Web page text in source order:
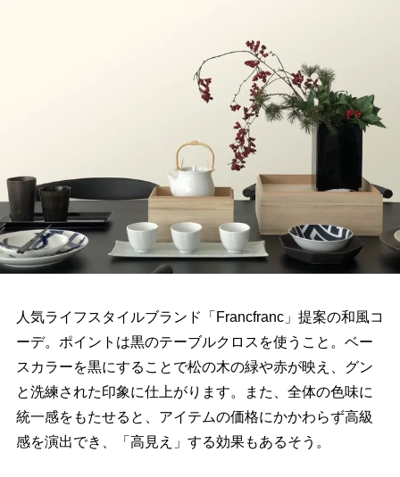
人気ライフスタイルブランド「Francfranc」提案の和風コ
ーデ。ポイントは黒のテーブルクロスを使うこと。ベー
スカラーを黒にすることで松の木の緑や赤が映え、グン
と洗練された印象に仕上がります。また、全体の色味に
統一感をもたせると、アイテムの価格にかかわらず高級
感を演出でき、「高見え」する効果もあるそう。